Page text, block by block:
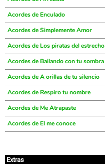
Acordes de Enculado
Acordes de Simplemente Amor
Acordes de Los piratas del estrecho
Acordes de Bailando con tu sombra
Acordes de A orillas de tu silencio
Acordes de Respiro tu nombre
Acordes de Me Atrapaste
Acordes de El me conoce
Extras